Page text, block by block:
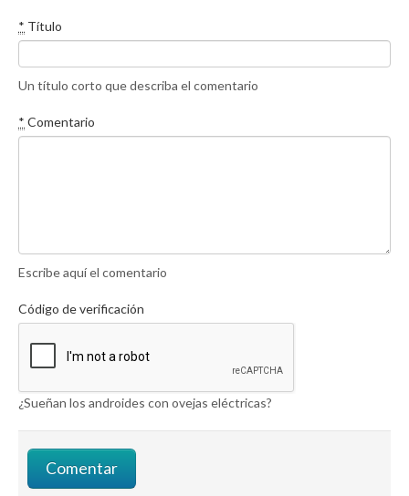
* Título
Un título corto que describa el comentario
* Comentario
Escribe aquí el comentario
Código de verificación
¿Sueñan los androides con ovejas eléctricas?